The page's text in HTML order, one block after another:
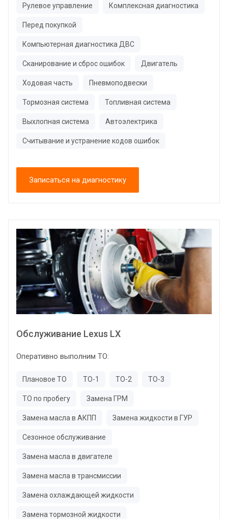
Рулевое управление Комплексная диагностика
Перед покупкой
Компьютерная диагностика ДВС
Сканирование и сброс ошибок Двигатель
Ходовая часть Пневмоподвески
Тормозная система Топливная система
Выхлопная система Автоэлектрика
Считывание и устранение кодов ошибок
Записаться на диагностику
Обслуживание Lexus LX
Оперативно выполним ТО:
Плановое ТО ТО-1 ТО-2 ТО-3
ТО по пробегу Замена ГРМ
Замена масла в АКПП Замена жидкости в ГУР
Сезонное обслуживание
Замена масла в двигателе
Замена масла в трансмиссии
Замена охлаждающей жидкости
Замена тормозной жидкости